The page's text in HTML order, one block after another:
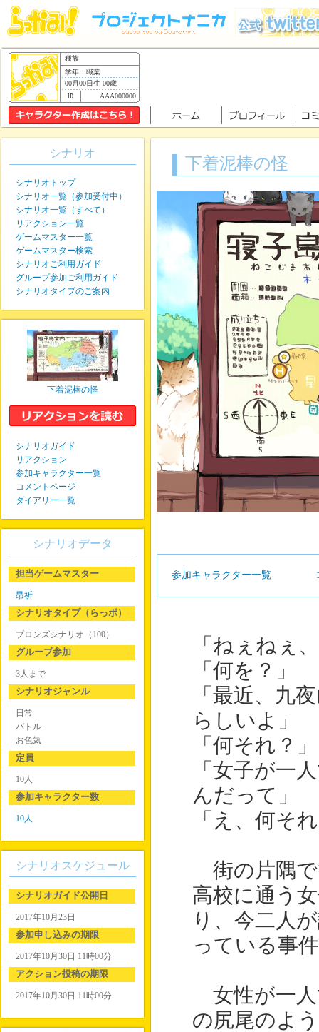
種族
学年：職業
00月00日生 00歳
AAA000000
下着泥棒の怪
参加キャラクター一覧
「ねぇねぇ
「何を？」
「最近、九
らしいよ」
「何それ？」
「女子が一
んだって」
「え、何そ
街の片隅で
高校に通う
り、今二人
っている事
女性が一人
の尻尾のよ
シナリオ
シナリオトップ
シナリオ一覧（参加受付中）
シナリオ一覧（すべて）
リアクション一覧
ゲームマスター一覧
ゲームマスター検索
シナリオご利用ガイド
グループ参加ご利用ガイド
シナリオタイプのご案内
下着泥棒の怪
シナリオガイド
リアクション
参加キャラクター一覧
コメントページ
ダイアリー一覧
シナリオデータ
担当ゲームマスター
昂祈
シナリオタイプ（らっポ）
ブロンズシナリオ（100）
グループ参加
3人まで
シナリオジャンル
日常
バトル
お色気
定員
10人
参加キャラクター数
10人
シナリオスケジュール
シナリオガイド公開日
2017年10月23日
参加申し込みの期限
2017年10月30日 11時00分
アクション投稿の期限
2017年10月30日 11時00分